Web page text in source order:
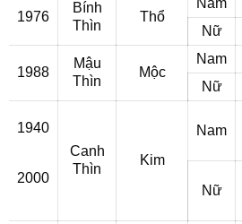
1976
Bính
Thìn
Thổ
Nam
Nữ
1988
Mậu
Thìn
Mộc
Nam
Nữ
1940
2000
Canh
Thìn
Kim
Nam
Nữ